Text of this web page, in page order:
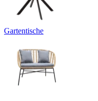
Gartentische